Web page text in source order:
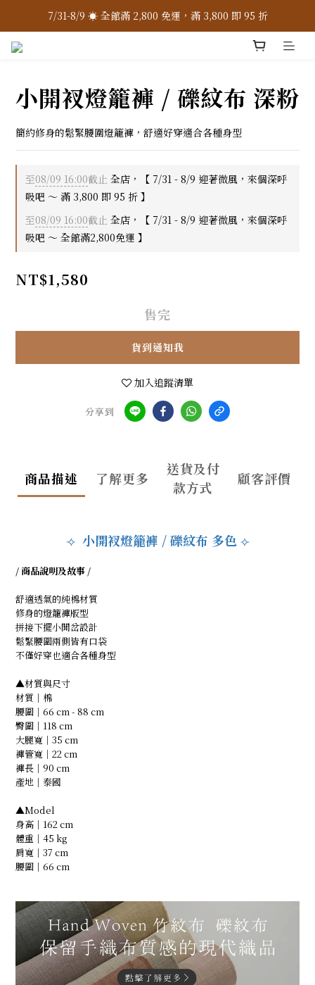
7/31-8/9 ☀️ 全館滿 2,800 免運，滿 3,800 即 95 折
7/31-8/9 ☀️ 全館滿 2,800 免運，滿 3,800 即 95 折
7/31-8/9 ☀️ 全館滿 2,800 免運，滿 3,800 即 95 折
小開衩燈籠褲 / 礫紋布 深粉
簡約修身的鬆緊腰圍燈籠褲，舒適好穿適合各種身型
至08/09 16:00截止 全店，【 7/31 - 8/9 迎著微風，來個深呼
吸吧 ～ 滿 3,800 即 95 折 】
至08/09 16:00截止 全店，【 7/31 - 8/9 迎著微風，來個深呼
吸吧 ～ 全館滿2,800免運 】
NT$1,580
售完
貨到通知我
加入追蹤清單
分享到
商品描述 了解更多
送貨及付
款方式
顧客評價
⟢ 小開衩燈籠褲 / 礫紋布 多色 ⟣
/ 商品說明及故事 /
舒適透氣的純棉材質
修身的燈籠褲版型
拼接下擺小開岔設計
鬆緊腰圍兩側皆有口袋
不僅好穿也適合各種身型
▲材質與尺寸
材質｜棉
腰圍｜66 cm - 88 cm
臀圍｜118 cm
大腿寬｜35 cm
褲管寬｜22 cm
褲長｜90 cm
產地｜泰國
▲Model
身高｜162 cm
體重｜45 kg
肩寬｜37 cm
腰圍｜66 cm